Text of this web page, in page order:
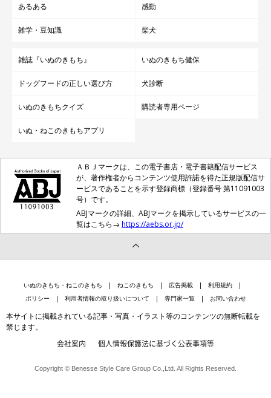
あるある 感動
雑学・豆知識 柴犬
雑誌『いぬのきもち』 いぬのきもち健保
ドッグフードの正しい選び方 犬診断
いぬのきもちクイズ 購読者専用ページ
いぬ・ねこのきもちアプリ
ＡＢＪマークは、この電子書店・電子書籍配信サービス
が、著作権者からコンテンツ使用許諾を得た正規版配信サ
ービスであることを示す登録商標（登録番号 第11091003
号）です。
ABJマークの詳細、ABJマークを掲示しているサービスの一
覧はこちら→ https://aebs.or.jp/
いぬのきもち・ねこのきもち ねこのきもち 広告掲載
利用規約
ポリシー
利用者情報の取り扱いについて 専門家一覧 お問い合わせ
本サイトに掲載されている記事・写真・イラスト等のコンテンツの無断転載を
禁じます。
会社案内 個人情報保護法に基づく公表事項等
Copyright © Benesse Style Care Group Co.,Ltd. All Rights Reserved.